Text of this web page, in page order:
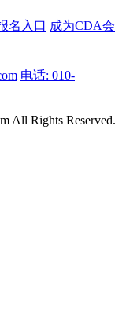
名入口 成为CDA会
电话: 010-
All Rights Reserved.